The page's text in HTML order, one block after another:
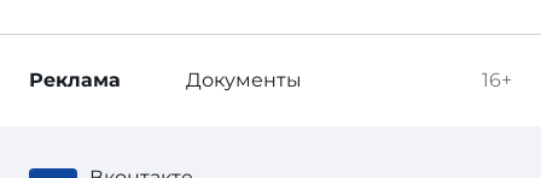
16+
Реклама Документы